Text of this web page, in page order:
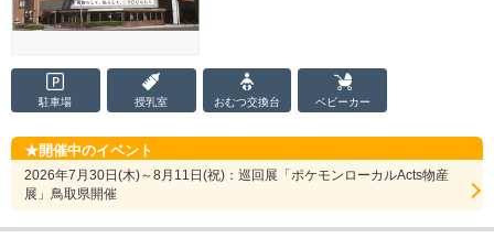
駐車場 授乳室 おむつ交換台 ベビーカー
開催中のイベント
2026年7月30日(木)～8月11日(祝)：巡回展「ポケモンローカルActs物産
展」鳥取県開催